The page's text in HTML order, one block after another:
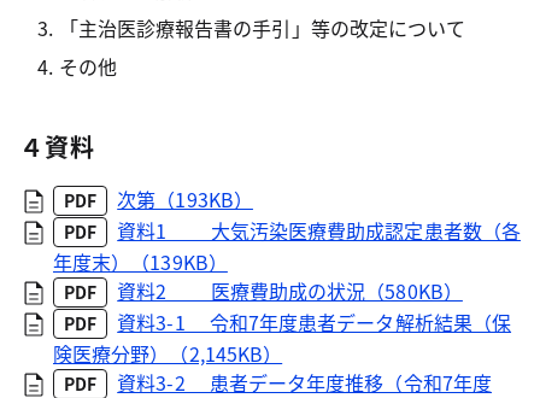
「主治医診療報告書の手引」等の改定について
その他
４資料
PDF 次第（193KB）
PDF
資料1 大気汚染医療費助成認定患者数（各
年度末）（139KB）
PDF 資料2 医療費助成の状況（580KB）
PDF
資料3-1 令和7年度患者データ解析結果（保
険医療分野）（2,145KB）
PDF
資料3-2 患者データ年度推移（令和7年度